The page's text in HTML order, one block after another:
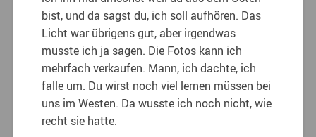
bist, und da sagst du, ich soll aufhören. Das
Licht war übrigens gut, aber irgendwas
musste ich ja sagen. Die Fotos kann ich
mehrfach verkaufen. Mann, ich dachte, ich
falle um. Du wirst noch viel lernen müssen bei
uns im Westen. Da wusste ich noch nicht, wie
recht sie hatte.